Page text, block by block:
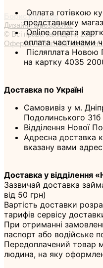
Борис Круглов
Дизайн та розробка:
© Всі права захищені, 2026
Оферта / Політика
Оплата готівкою
представнику
Online оплата
оплата частинами
Післяплата
на картку 4035
Доставка по Україні
Самовивіз у м.
Подолинського 31б
Відділення Нової
Адресна доставка
вказану вами
Доставка у відділення
Зазвичай доставка
від 50 грн)
Вартість доставки
тарифів сервісу
При отриманні
паспорт або водійське
Передоплачений товар
людина, на яку